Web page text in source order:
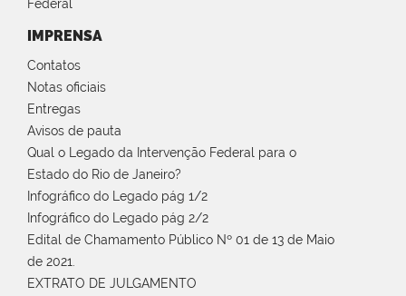
Federal
IMPRENSA
Contatos
Notas oficiais
Entregas
Avisos de pauta
Qual o Legado da Intervenção Federal para o
Estado do Rio de Janeiro?
Infográfico do Legado pág 1/2
Infográfico do Legado pág 2/2
Edital de Chamamento Público Nº 01 de 13 de Maio
de 2021.
EXTRATO DE JULGAMENTO